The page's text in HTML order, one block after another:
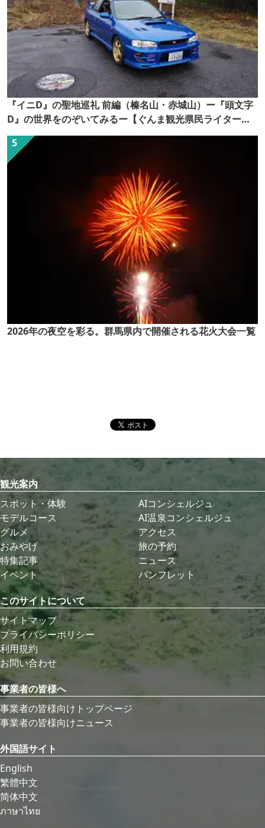
『イニD』の聖地巡礼 前編（榛名山・赤城山）ー『頭文字
D』の世界をのぞいてみるー【ぐんま観光県民ライター
（ぐん記者）】
2026年の夜空を彩る。群馬県内で開催される花火大会一覧
観光案内
スポット・体験
モデルコース
グルメ
おみやげ
特集記事
イベント
AIコンシェルジュ
AI温泉コンシェルジュ
アクセス
旅の予約
ニュース
パンフレット
このサイトについて
サイトマップ
プライバシーポリシー
利用規約
お問い合わせ
事業者の皆様へ
事業者の皆様向けトップページ
事業者の皆様向けニュース
外国語サイト
English
繁體中文
简体中文
ภาษาไทย